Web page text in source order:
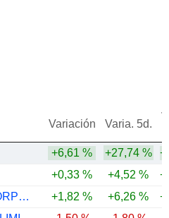
Variación Varia. 5d.
+6,61 % +27,74 %
+0,33 % +4,52 %
LAM RESEARCH CORPORATION
+1,82 % +6,26 %